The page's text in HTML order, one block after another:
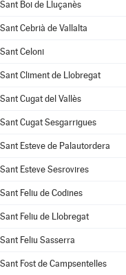
Sant Boi de Lluçanès
Sant Cebrià de Vallalta
Sant Celoni
Sant Climent de Llobregat
Sant Cugat del Vallès
Sant Cugat Sesgarrigues
Sant Esteve de Palautordera
Sant Esteve Sesrovires
Sant Feliu de Codines
Sant Feliu de Llobregat
Sant Feliu Sasserra
Sant Fost de Campsentelles